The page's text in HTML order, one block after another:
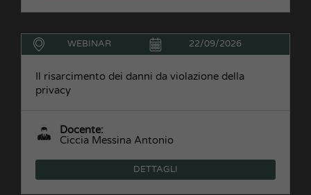
WEBINAR 22/09/2026
Il risarcimento dei danni da violazione della
privacy
Docente:
Ciccia Messina Antonio
DETTAGLI